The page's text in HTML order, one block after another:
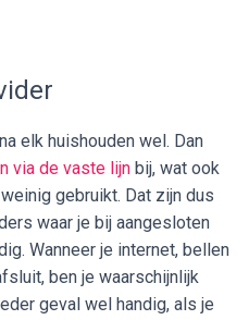
elk huishouden wel. Dan
via de vaste lijn bij, wat ook
gebruikt. Dat zijn dus
waar je bij aangesloten
Wanneer je internet, bellen
ben je waarschijnlijk
geval wel handig, als je